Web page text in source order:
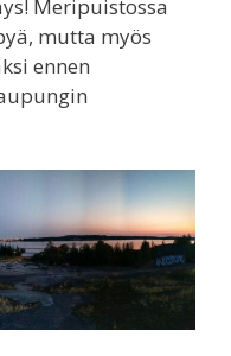
Meripuistossa
mutta myös
ennen